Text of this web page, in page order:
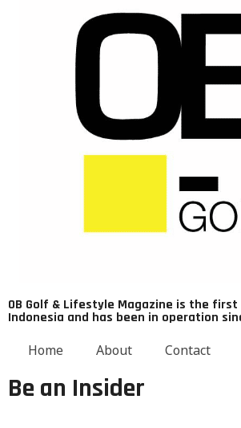
OB Golf & Lifestyle Magazine is the first
Indonesia and has been in operation
Home About Contact
Be an Insider